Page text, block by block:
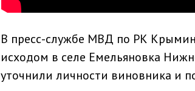
В пресс-службе МВД по РК
исходом в селе Емельяновка
уточнили личности виновника и